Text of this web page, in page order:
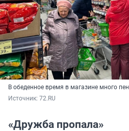
В обеденное время в магазине много
Источник: 72.RU
«Дружба пропала»